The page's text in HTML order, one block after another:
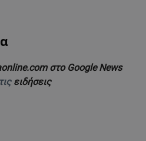
στο Google News
ειδήσεις